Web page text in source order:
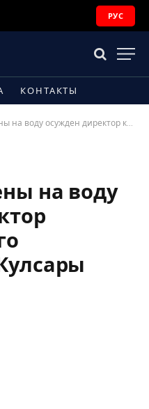
РУС
КОНТАКТЫ
директор коммунального предприятия Кулсары
на воду